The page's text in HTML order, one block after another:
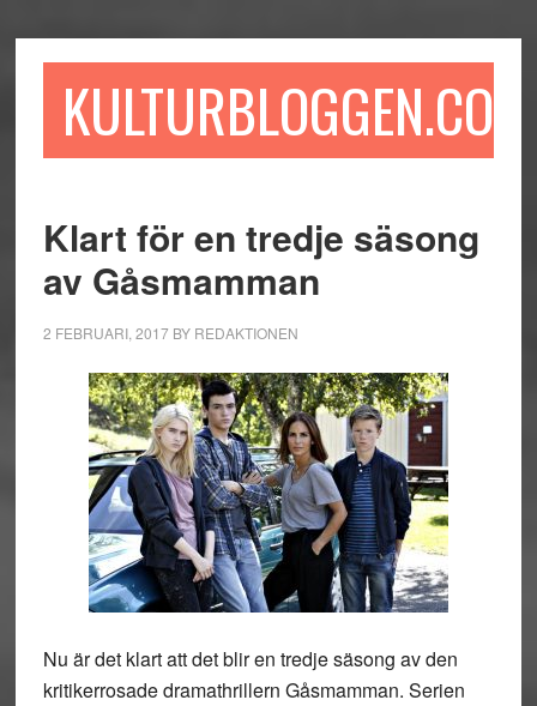
till
till
sidofältet
till
KULTURBLOGGEN.COM
Klart för en tredje säsong
av Gåsmamman
2 FEBRUARI, 2017BY REDAKTIONEN
Nu är det klart att det blir en tredje säsong av den
kritikerrosade dramathrillern Gåsmamman. Serien